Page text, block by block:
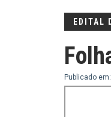
EDITAL
Publicado